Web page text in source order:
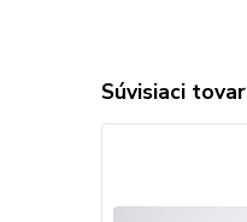
Súvisiaci tovar